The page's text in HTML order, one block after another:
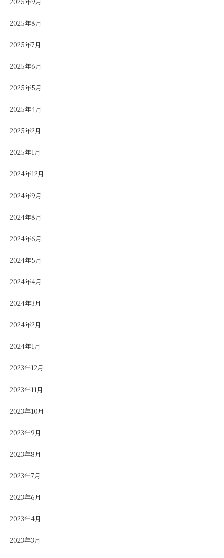
2025年8月
2025年7月
2025年6月
2025年5月
2025年4月
2025年2月
2025年1月
2024年12月
2024年9月
2024年8月
2024年6月
2024年5月
2024年4月
2024年3月
2024年2月
2024年1月
2023年12月
2023年11月
2023年10月
2023年9月
2023年8月
2023年7月
2023年6月
2023年4月
2023年3月